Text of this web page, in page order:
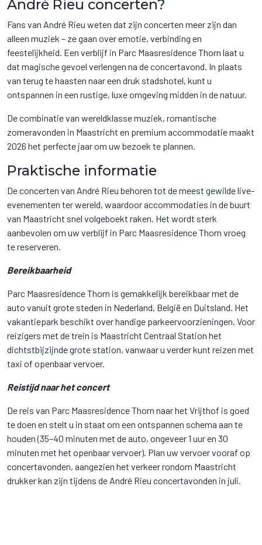
André Rieu concerten?
Fans van André Rieu weten dat zijn concerten meer zijn dan
alleen muziek – ze gaan over emotie, verbinding en
feestelijkheid. Een verblijf in Parc Maasresidence Thorn laat u
dat magische gevoel verlengen na de concertavond. In plaats
van terug te haasten naar een druk stadshotel, kunt u
ontspannen in een rustige, luxe omgeving midden in de natuur.
De combinatie van wereldklasse muziek, romantische
zomeravonden in Maastricht en premium accommodatie maakt
2026 het perfecte jaar om uw bezoek te plannen.
Praktische informatie
De concerten van André Rieu behoren tot de meest gewilde live-
evenementen ter wereld, waardoor accommodaties in de buurt
van Maastricht snel volgeboekt raken. Het wordt sterk
aanbevolen om uw verblijf in Parc Maasresidence Thorn vroeg
te reserveren.
Bereikbaarheid
Parc Maasresidence Thorn is gemakkelijk bereikbaar met de
auto vanuit grote steden in Nederland, België en Duitsland. Het
vakantiepark beschikt over handige parkeervoorzieningen. Voor
reizigers met de trein is Maastricht Centraal Station het
dichtstbijzijnde grote station, vanwaar u verder kunt reizen met
taxi of openbaar vervoer.
Reistijd naar het concert
De reis van Parc Maasresidence Thorn naar het Vrijthof is goed
te doen en stelt u in staat om een ontspannen schema aan te
houden (35–40 minuten met de auto, ongeveer 1 uur en 30
minuten met het openbaar vervoer). Plan uw vervoer vooraf op
concertavonden, aangezien het verkeer rondom Maastricht
drukker kan zijn tijdens de André Rieu concertavonden in juli.